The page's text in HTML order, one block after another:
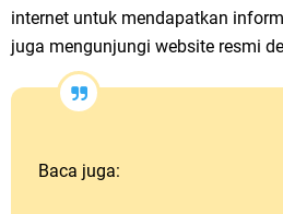
internet untuk mendapatkan
juga mengunjungi website resmi
Baca juga: